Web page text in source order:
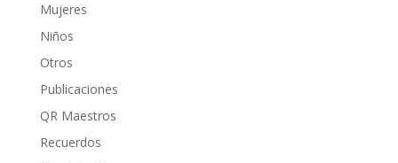
Mujeres
Niños
Otros
Publicaciones
QR Maestros
Recuerdos